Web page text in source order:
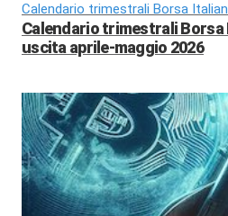
Calendario trimestrali Borsa
Calendario trimestrali Borsa
uscita aprile-maggio 2026